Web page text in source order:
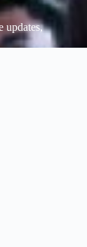
updates,